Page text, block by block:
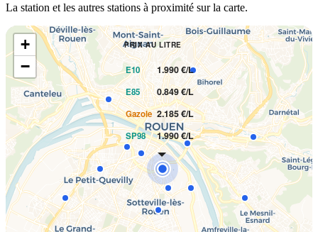
La station et les autres stations à proximité sur la carte.
PRIX AU LITRE
E10 1.990 €/L
E85 0.849 €/L
Gazole 2.185 €/L
SP98 1.990 €/L
+
−